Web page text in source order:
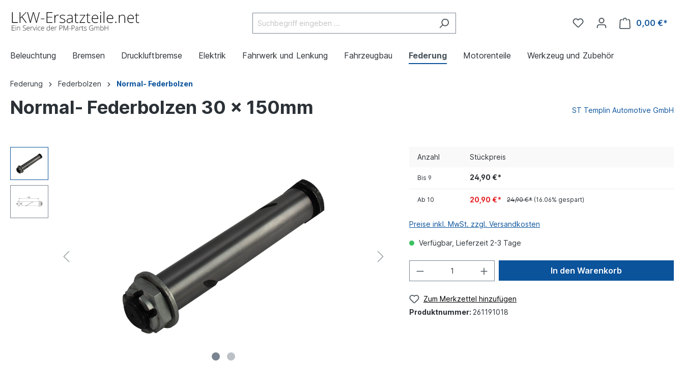
0,00 €*
Beleuchtung Bremsen Druckluftbremse Elektrik Fahrwerk und Lenkung Fahrzeugbau Federung Motorenteile Werkzeug und Zubehör
Federung Federbolzen Normal- Federbolzen
Normal- Federbolzen 30 x 150mm ST Templin Automotive GmbH
Anzahl Stückpreis
Bis 9 24,90 €*
Ab 10 20,90 €* 24,90 €* (16.06% gespart)
Preise inkl. MwSt. zzgl. Versandkosten
Verfügbar, Lieferzeit 2-3 Tage
In den Warenkorb
Zum Merkzettel hinzufügen
Produktnummer: 261191018